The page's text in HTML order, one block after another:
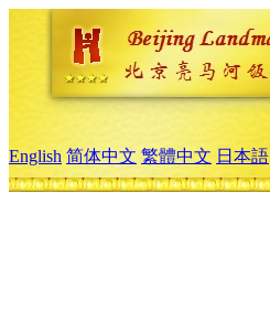
English 简体中文 繁體中文 日本語